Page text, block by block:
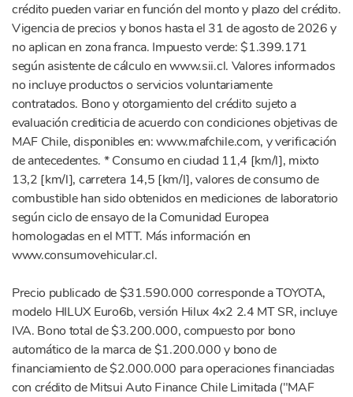
crédito pueden variar en función del monto y plazo del crédito.
Vigencia de precios y bonos hasta el 31 de agosto de 2026 y
no aplican en zona franca. Impuesto verde: $1.399.171
según asistente de cálculo en www.sii.cl. Valores informados
no incluye productos o servicios voluntariamente
contratados. Bono y otorgamiento del crédito sujeto a
evaluación crediticia de acuerdo con condiciones objetivas de
MAF Chile, disponibles en: www.mafchile.com, y verificación
de antecedentes. * Consumo en ciudad 11,4 [km/l], mixto
13,2 [km/l], carretera 14,5 [km/l], valores de consumo de
combustible han sido obtenidos en mediciones de laboratorio
según ciclo de ensayo de la Comunidad Europea
homologadas en el MTT. Más información en
www.consumovehicular.cl.
Precio publicado de $31.590.000 corresponde a TOYOTA,
modelo HILUX Euro6b, versión Hilux 4x2 2.4 MT SR, incluye
IVA. Bono total de $3.200.000, compuesto por bono
automático de la marca de $1.200.000 y bono de
financiamiento de $2.000.000 para operaciones financiadas
con crédito de Mitsui Auto Finance Chile Limitada ("MAF